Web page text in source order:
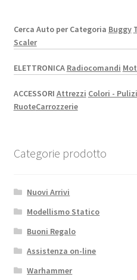
Cerca Auto per Categoria Buggy
Scaler
ELETTRONICA Radiocomandi
ACCESSORI Attrezzi Colori -
RuoteCarrozzerie
Categorie prodotto
Nuovi Arrivi
Modellismo Statico
Buoni Regalo
Assistenza on-line
Warhammer